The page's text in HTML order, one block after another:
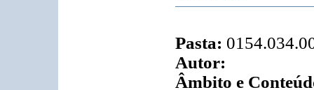
Pasta:
Autor:
Âmbito e